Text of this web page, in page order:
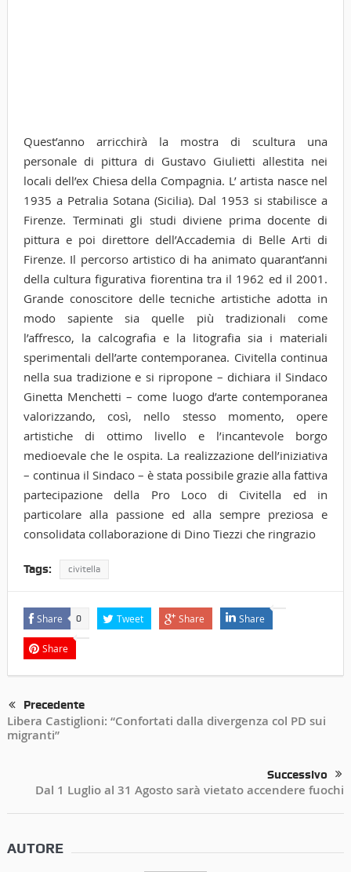
Quest’anno arricchirà la mostra di scultura una
personale di pittura di Gustavo Giulietti allestita nei
locali dell’ex Chiesa della Compagnia. L’ artista nasce nel
1935 a Petralia Sotana (Sicilia). Dal 1953 si stabilisce a
Firenze. Terminati gli studi diviene prima docente di
pittura e poi direttore dell’Accademia di Belle Arti di
Firenze. Il percorso artistico di ha animato quarant’anni
della cultura figurativa fiorentina tra il 1962 ed il 2001.
Grande conoscitore delle tecniche artistiche adotta in
modo sapiente sia quelle più tradizionali come
l’affresco, la calcografia e la litografia sia i materiali
sperimentali dell’arte contemporanea. Civitella continua
nella sua tradizione e si ripropone – dichiara il Sindaco
Ginetta Menchetti – come luogo d’arte contemporanea
valorizzando, così, nello stesso momento, opere
artistiche di ottimo livello e l’incantevole borgo
medioevale che le ospita. La realizzazione dell’iniziativa
– continua il Sindaco – è stata possibile grazie alla fattiva
partecipazione della Pro Loco di Civitella ed in
particolare alla passione ed alla sempre preziosa e
consolidata collaborazione di Dino Tiezzi che ringrazio
Tags: civitella
Share 0 Tweet Share Share
Share
Precedente
Libera Castiglioni: “Confortati dalla divergenza col PD sui
migranti”
Successivo
Dal 1 Luglio al 31 Agosto sarà vietato accendere fuochi
AUTORE